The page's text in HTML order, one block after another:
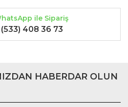
ile Sipariş
408 36 73
HABERDAR OLUN